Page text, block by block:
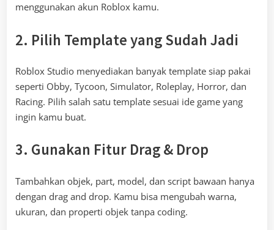
menggunakan akun Roblox kamu.
2. Pilih Template yang Sudah Jadi
Roblox Studio menyediakan banyak template siap pakai
seperti Obby, Tycoon, Simulator, Roleplay, Horror, dan
Racing. Pilih salah satu template sesuai ide game yang
ingin kamu buat.
3. Gunakan Fitur Drag & Drop
Tambahkan objek, part, model, dan script bawaan hanya
dengan drag and drop. Kamu bisa mengubah warna,
ukuran, dan properti objek tanpa coding.